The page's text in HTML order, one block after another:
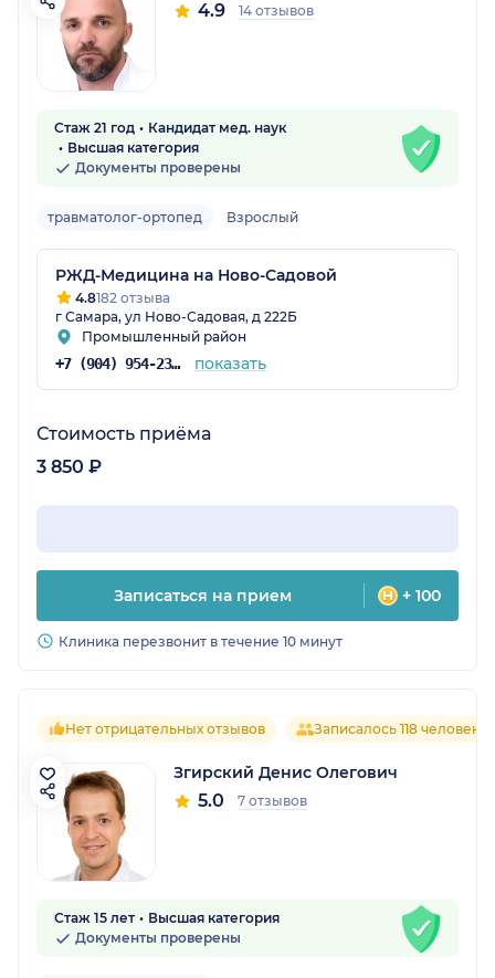
4.9 14 отзывов
Стаж 21 год
Кандидат мед. наук
Высшая категория
Документы проверены
травматолог-ортопед Взрослый
РЖД-Медицина на Ново-Садовой
4.8182 отзыва
г Самара, ул Ново-Садовая, д 222Б
Промышленный район
+7 (904) 954-23-83 показать
Стоимость приёма
3 850 ₽
Записаться на прием + 100
Клиника перезвонит в течение 10 минут
Нет отрицательных отзывов Записалось 118 человек
Згирский Денис Олегович
5.0 7 отзывов
Стаж 15 лет
Высшая категория
Документы проверены